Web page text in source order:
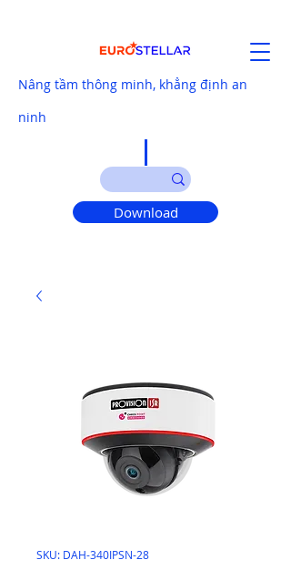
Nâng tầm thông minh, khẳng định an
ninh
Download
SKU: DAH-340IPSN-28